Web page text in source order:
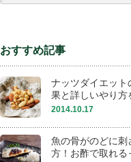
おすすめ記事
ナッツダイエット
果と詳しいやり方
2014.10.17
魚の骨がのどに刺
方！お酢で取れる